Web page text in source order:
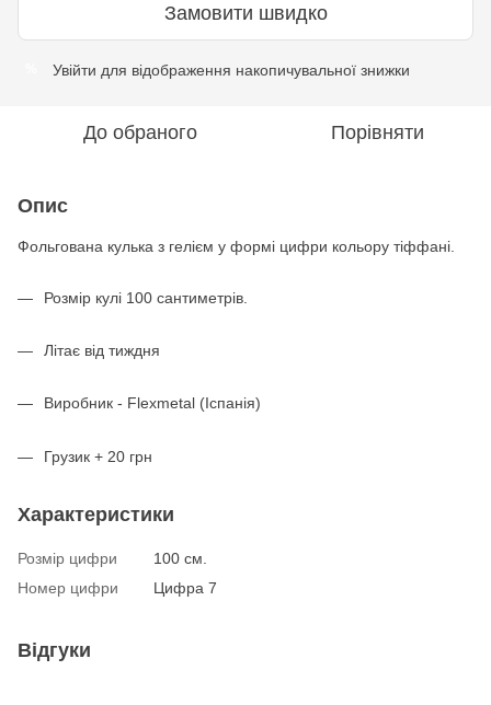
Замовити швидко
Увійти для відображення накопичувальної знижки
До обраного Порівняти
Опис
Фольгована кулька з гелієм у формі цифри кольору тіффані.
Розмір кулі 100 сантиметрів.
Літає від тиждня
Виробник - Flexmetal (Іспанія)
Грузик + 20 грн
Характеристики
Розмір цифри
100 см.
Номер цифри
Цифра 7
Відгуки